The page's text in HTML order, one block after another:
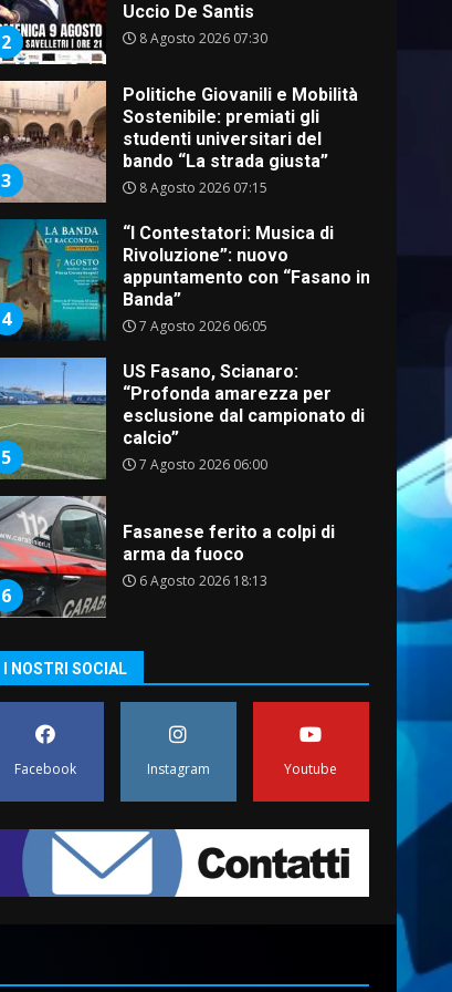
2
Uccio De Santis
8 Agosto 2026 07:30
3
Politiche Giovanili e Mobilità
Sostenibile: premiati gli
studenti universitari del
bando “La strada giusta”
8 Agosto 2026 07:15
4
“I Contestatori: Musica di
Rivoluzione”: nuovo
appuntamento con “Fasano in
Banda”
7 Agosto 2026 06:05
5
US Fasano, Scianaro:
“Profonda amarezza per
esclusione dal campionato di
calcio”
7 Agosto 2026 06:00
6
Fasanese ferito a colpi di
arma da fuoco
6 Agosto 2026 18:13
Carta d’identità: continua il
piano di aperture
6 Agosto 2026 14:16
La Banda Città di Fasano apre
Savelletri
8 Agosto 2026 11:00
Uccio De Santis
I NOSTRI SOCIAL
Facebook Instagram Youtube